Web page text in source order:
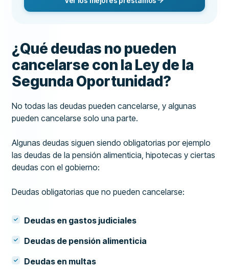
¿Qué deudas no pueden
cancelarse con la Ley de la
Segunda Oportunidad?
No todas las deudas pueden cancelarse, y algunas
pueden cancelarse solo una parte.
Algunas deudas siguen siendo obligatorias por ejemplo
las deudas de la pensión alimenticia, hipotecas y ciertas
deudas con el gobierno:
Deudas obligatorias que no pueden cancelarse:
Deudas en gastos judiciales
Deudas de pensión alimenticia
Deudas en multas